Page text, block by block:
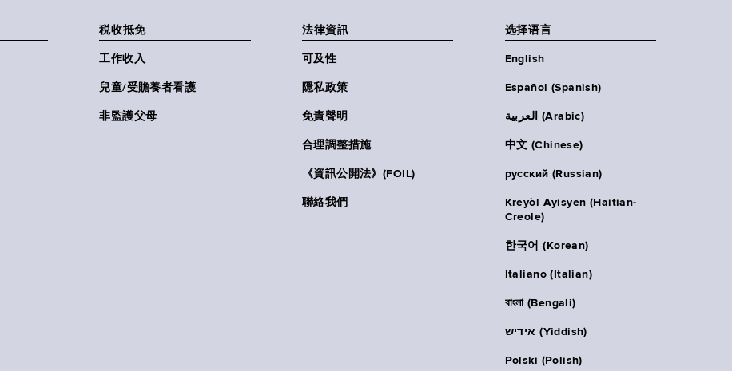
税收抵免
工作收入
兒童/受贍養者看護
非監護父母
法律資訊
可及性
隱私政策
免責聲明
合理調整措施
《資訊公開法》(FOIL)
聯絡我們
选择语言
English
Español (Spanish)
العربية (Arabic)
中文 (Chinese)
русский (Russian)
Kreyòl Ayisyen (Haitian-
Creole)
한국어 (Korean)
Italiano (Italian)
বাংলা (Bengali)
אידיש (Yiddish)
Polski (Polish)